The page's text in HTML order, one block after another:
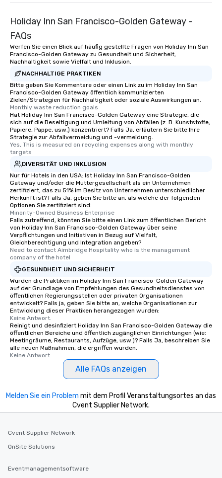
Holiday Inn San Francisco-Golden Gateway -
FAQs
Werfen Sie einen Blick auf häufig gestellte Fragen von Holiday Inn San
Francisco-Golden Gateway zu Gesundheit und Sicherheit,
Nachhaltigkeit sowie Vielfalt und Inklusion.
NACHHALTIGE PRAKTIKEN
Bitte geben Sie Kommentare oder einen Link zu im Holiday Inn San
Francisco-Golden Gateway öffentlich kommunizierten
Zielen/Strategien für Nachhaltigkeit oder soziale Auswirkungen an.
Monthly waste reduction goals
Hat Holiday Inn San Francisco-Golden Gateway eine Strategie, die
sich auf die Beseitigung und Umleitung von Abfällen (z. B. Kunststoffe,
Papiere, Pappe, usw.) konzentriert? Falls Ja, erläutern Sie bitte Ihre
Strategie zur Abfallvermeidung und -vermeidung.
Yes, This is measured on recycling expenses along with monthly
targets
DIVERSITÄT UND INKLUSION
Nur für Hotels in den USA: Ist Holiday Inn San Francisco-Golden
Gateway und/oder die Muttergesellschaft als ein Unternehmen
zertifiziert, das zu 51% im Besitz von Unternehmen unterschiedlicher
Herkunft ist? Falls Ja, geben Sie bitte an, als welche der folgenden
Optionen Sie zertifiziert sind:
Minority-Owned Business Enterprise
Falls zutreffend, könnten Sie bitte einen Link zum öffentlichen Bericht
von Holiday Inn San Francisco-Golden Gateway über seine
Verpflichtungen und Initiativen in Bezug auf Vielfalt,
Gleichberechtigung und Integration angeben?
Need to contact Aimbridge Hospitality who is the management
company of the hotel
GESUNDHEIT UND SICHERHEIT
Wurden die Praktiken im Holiday Inn San Francisco-Golden Gateway
auf der Grundlage von Empfehlungen des Gesundheitsdienstes von
öffentlichen Regierungsstellen oder privaten Organisationen
entwickelt? Falls ja, geben Sie bitte an, welche Organisationen zur
Entwicklung dieser Praktiken herangezogen wurden:
Keine Antwort.
Reinigt und desinfiziert Holiday Inn San Francisco-Golden Gateway die
öffentlichen Bereiche und öffentlich zugänglichen Einrichtungen (wie:
Meetingräume, Restaurants, Aufzüge, usw.)? Falls Ja, beschreiben Sie
alle neuen Maßnahmen, die ergriffen wurden.
Keine Antwort.
Alle FAQs anzeigen
Melden Sie ein Problem mit dem Profil Veranstaltungsortes an das
Cvent Supplier Network.
Cvent Supplier Network
OnSite Solutions
Eventmanagementsoftware